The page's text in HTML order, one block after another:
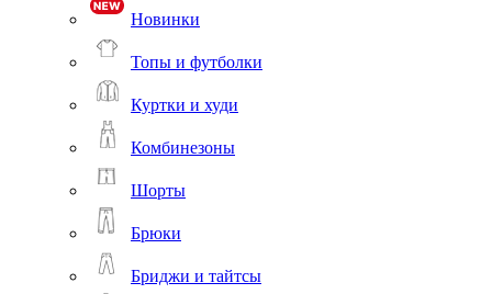
Новинки
Топы и футболки
Куртки и худи
Комбинезоны
Шорты
Брюки
Бриджи и тайтсы